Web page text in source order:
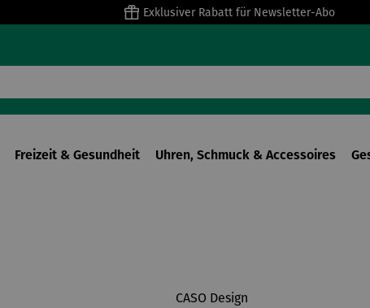
Exklusiver Rabatt für Newsletter-Abo
Freizeit & Gesundheit Uhren, Schmuck & Accessoires
CASO Design